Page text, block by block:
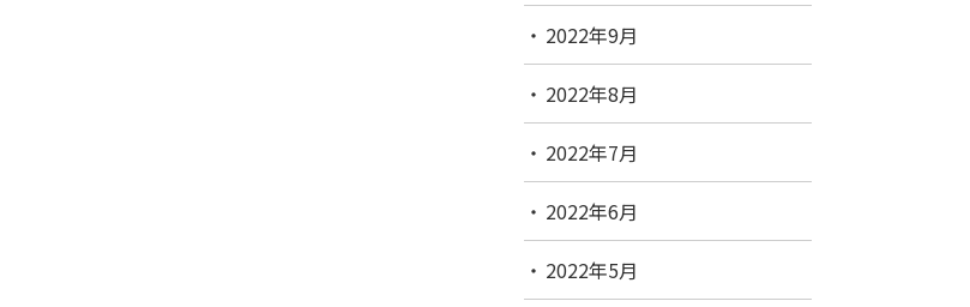
2022年9月
2022年8月
2022年7月
2022年6月
2022年5月